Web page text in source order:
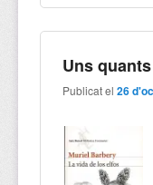
Uns
Publicat el26